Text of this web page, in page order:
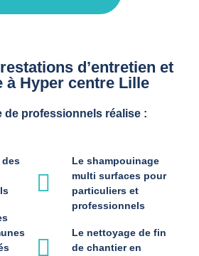
d’entretien et
à Hyper centre Lille
de professionnels réalise :
Le shampouinage
multi surfaces pour
particuliers et
professionnels
Le nettoyage de fin
de chantier en